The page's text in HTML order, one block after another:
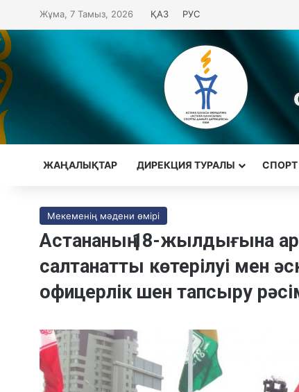
Жұма, 7 Тамыз, 2026 ҚАЗ РУС
ЖАҢАЛЫҚТАР ДИРЕКЦИЯ ТУРАЛЫ CПОРТ
Мекеменің мәдени өмірі
Астананың 18-жылдығына
салтанатты көтерілуі мен
офицерлік шен тапсыру